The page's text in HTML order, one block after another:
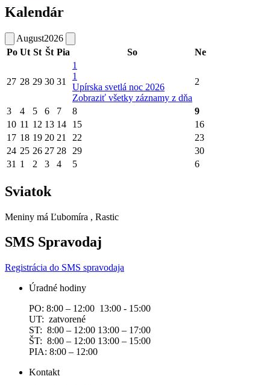
Kalendár
August2026
Po Ut St Št Pia So Ne
27 28 29 30 31
1
1
Upírska svetlá noc 2026
Zobraziť všetky záznamy z dňa
2
3 4 5 6 7 8
9
10 11 12 13 14 15
16
17 18 19 20 21 22
23
24 25 26 27 28 29
30
31 1 2 3 4 5 6
Sviatok
Meniny má Ľubomíra , Rastic
SMS Spravodaj
Registrácia do SMS spravodaja
Úradné hodiny
PO: 8:00 – 12:00 13:00 - 15:00
UT: zatvorené
ST: 8:00 – 12:00 13:00 – 17:00
ŠT: 8:00 – 12:00 13:00 – 15:00
PIA: 8:00 – 12:00
Kontakt